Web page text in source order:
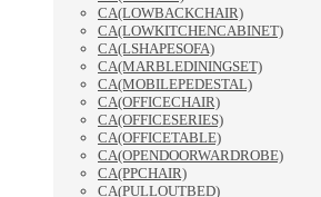
CA(LOWBACKCHAIR)
CA(LOWKITCHENCABINET)
CA(LSHAPESOFA)
CA(MARBLEDININGSET)
CA(MOBILEPEDESTAL)
CA(OFFICECHAIR)
CA(OFFICESERIES)
CA(OFFICETABLE)
CA(OPENDOORWARDROBE)
CA(PPCHAIR)
CA(PULLOUTBED)